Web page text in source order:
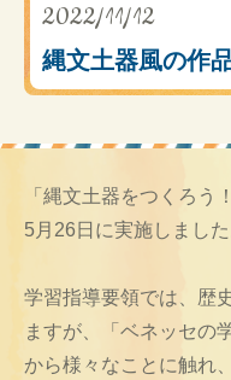
2022/11/12
縄文土器風の作
「縄文土器をつくろう
5月26日に実施しました
学習指導要領では、歴
ますが、「ベネッセの
から様々なことに触れ